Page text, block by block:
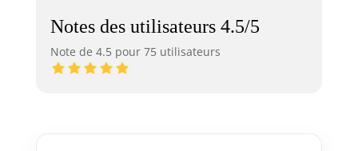
Notes des utilisateurs 4.5/5
Note de 4.5 pour 75 utilisateurs